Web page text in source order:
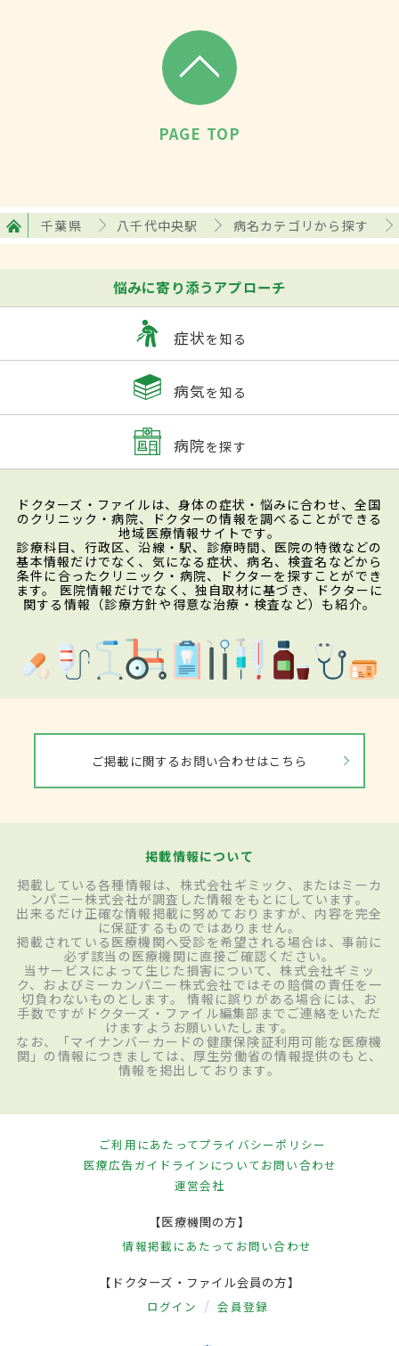
PAGE TOP
千葉県 八千代中央駅 病名カテゴリから探す
悩みに寄り添うアプローチ
症状を知る
病気を知る
病院を探す
ドクターズ・ファイルは、身体の症状・悩みに合わせ、全国
のクリニック・病院、ドクターの情報を調べることができる
地域医療情報サイトです。
診療科目、行政区、沿線・駅、診療時間、医院の特徴などの
基本情報だけでなく、気になる症状、病名、検査名などから
条件に合ったクリニック・病院、ドクターを探すことができ
ます。 医院情報だけでなく、独自取材に基づき、ドクターに
関する情報（診療方針や得意な治療・検査など）も紹介。
ご掲載に関するお問い合わせはこちら
掲載情報について
掲載している各種情報は、株式会社ギミック、またはミーカ
ンパニー株式会社が調査した情報をもとにしています。
出来るだけ正確な情報掲載に努めておりますが、内容を完全
に保証するものではありません。
掲載されている医療機関へ受診を希望される場合は、事前に
必ず該当の医療機関に直接ご確認ください。
当サービスによって生じた損害について、株式会社ギミッ
ク、およびミーカンパニー株式会社ではその賠償の責任を一
切負わないものとします。 情報に誤りがある場合には、お
手数ですがドクターズ・ファイル編集部までご連絡をいただ
けますようお願いいたします。
なお、「マイナンバーカードの健康保険証利用可能な医療機
関」の情報につきましては、厚生労働省の情報提供のもと、
情報を掲出しております。
ご利用にあたってプライバシーポリシー
医療広告ガイドラインについてお問い合わせ
運営会社
【医療機関の方】
情報掲載にあたって お問い合わせ
【ドクターズ・ファイル会員の方】
ログイン 会員登録